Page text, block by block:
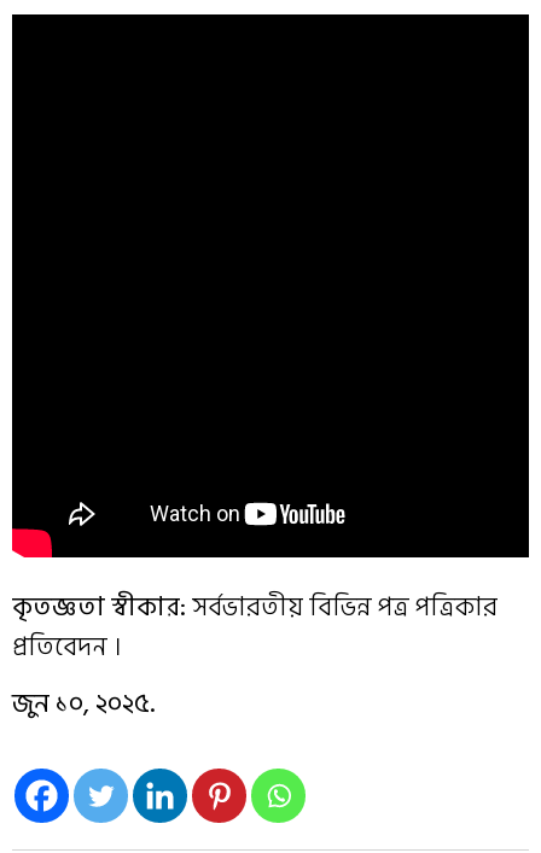
কৃতজ্ঞতা স্বীকার:সর্বভারতীয় বিভিন্ন পত্র পত্রিকার
প্রতিবেদন ।
জুন ১০, ২০২৫.